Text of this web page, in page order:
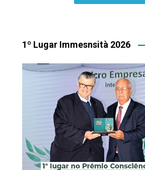
1º Lugar Immesnsità 2026